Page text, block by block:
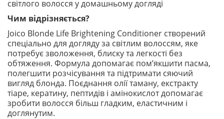
світлого волосся у домашньому догляді
Чим відрізняється?
Joico Blonde Life Brightening Conditioner створений
спеціально для догляду за світлим волоссям, яке
потребує зволоження, блиску та легкості без
обтяження. Формула допомагає пом’якшити пасма,
полегшити розчісування та підтримати сяючий
вигляд блонда. Поєднання олії таману, екстракту
тіаре, кератину, пептидів і амінокислот допомагає
зробити волосся більш гладким, еластичним і
доглянутим.